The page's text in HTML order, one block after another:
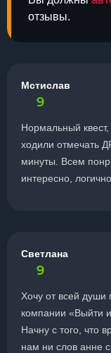
отзывы.
Мстислав
9
Нормальный
ходили отмечать
минуты. Всем
интересно,
Светлана
9
Хочу от всей души
компании «Выйти
Начну с того, что
нам ни слов анне